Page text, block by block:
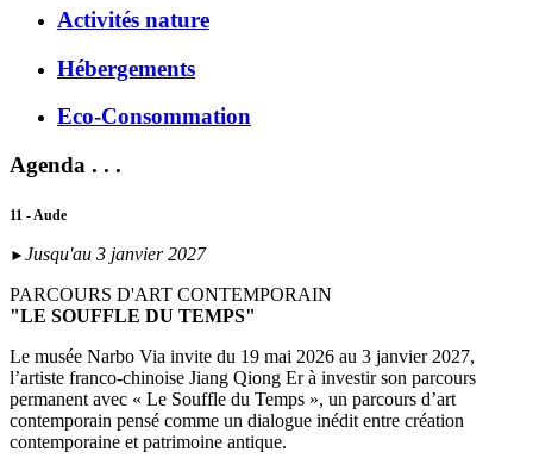
Activités nature
Hébergements
Eco-Consommation
Agenda . . .
11 - Aude
► Jusqu'au 3 janvier 2027
PARCOURS D'ART CONTEMPORAIN
"LE SOUFFLE DU TEMPS"
Le musée Narbo Via invite du 19 mai 2026 au 3 janvier 2027,
l’artiste franco-chinoise Jiang Qiong Er à investir son parcours
permanent avec « Le Souffle du Temps », un parcours d’art
contemporain pensé comme un dialogue inédit entre création
contemporaine et patrimoine antique.